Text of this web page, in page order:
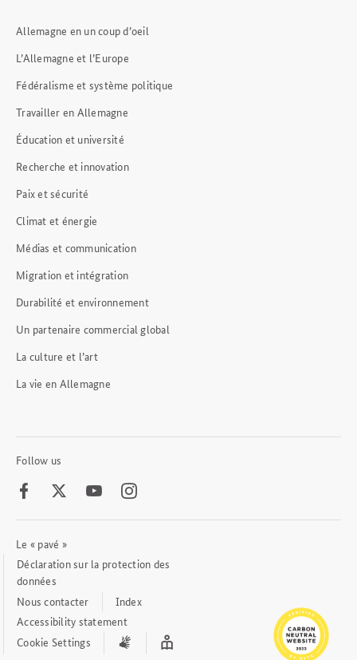
Allemagne en un coup d’oeil
L’Allemagne et l’Europe
Fédéralisme et système politique
Travailler en Allemagne
Éducation et université
Recherche et innovation
Paix et sécurité
Climat et énergie
Médias et communication
Migration et intégration
Durabilité et environnement
Un partenaire commercial global
La culture et l’art
La vie en Allemagne
Follow us
FacebookTwitter Youtube
Footer
Meta
Links
Le « pavé »
Déclaration sur la protection des
données
Nous contacter
Index
Accessibility statement
Cookie Settings
International